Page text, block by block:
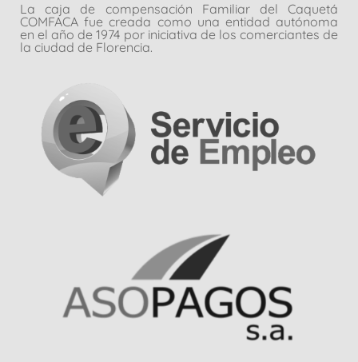
La caja de compensación Familiar del Caquetá
COMFACA fue creada como una entidad autónoma
en el año de 1974 por iniciativa de los comerciantes de
la ciudad de Florencia.